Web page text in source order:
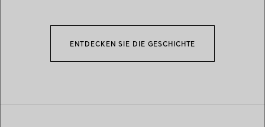
ENTDECKEN SIE DIE GESCHICHTE